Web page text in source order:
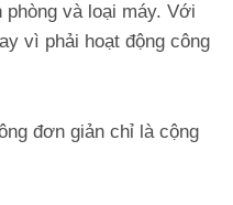
phòng và loại máy. Với
vì phải hoạt động công
đơn giản chỉ là cộng